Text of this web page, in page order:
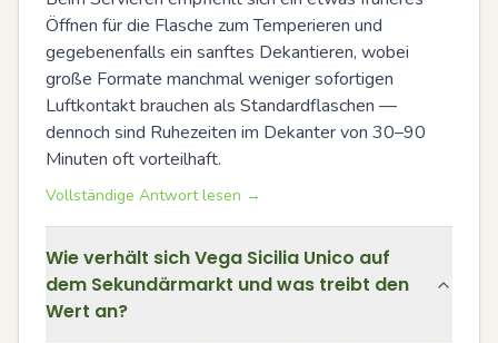
Öffnen für die Flasche zum Temperieren und
gegebenenfalls ein sanftes Dekantieren, wobei
große Formate manchmal weniger sofortigen
Luftkontakt brauchen als Standardflaschen —
dennoch sind Ruhezeiten im Dekanter von 30–90
Minuten oft vorteilhaft.
Vollständige Antwort lesen →
Wie verhält sich Vega Sicilia Unico auf
dem Sekundärmarkt und was treibt den
Wert an?